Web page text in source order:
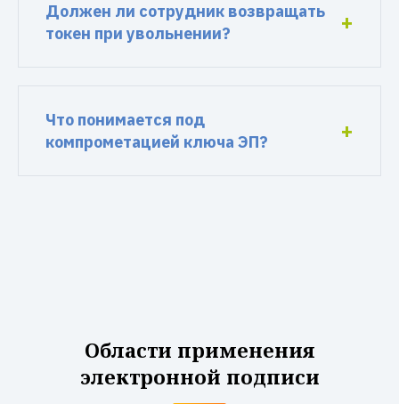
Должен ли сотрудник возвращать
токен при увольнении?
Что понимается под
компрометацией ключа ЭП?
Области применения
электронной подписи